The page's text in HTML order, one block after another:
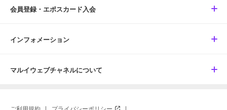
会員登録・エポスカード入会
インフォメーション
マルイウェブチャネルについて